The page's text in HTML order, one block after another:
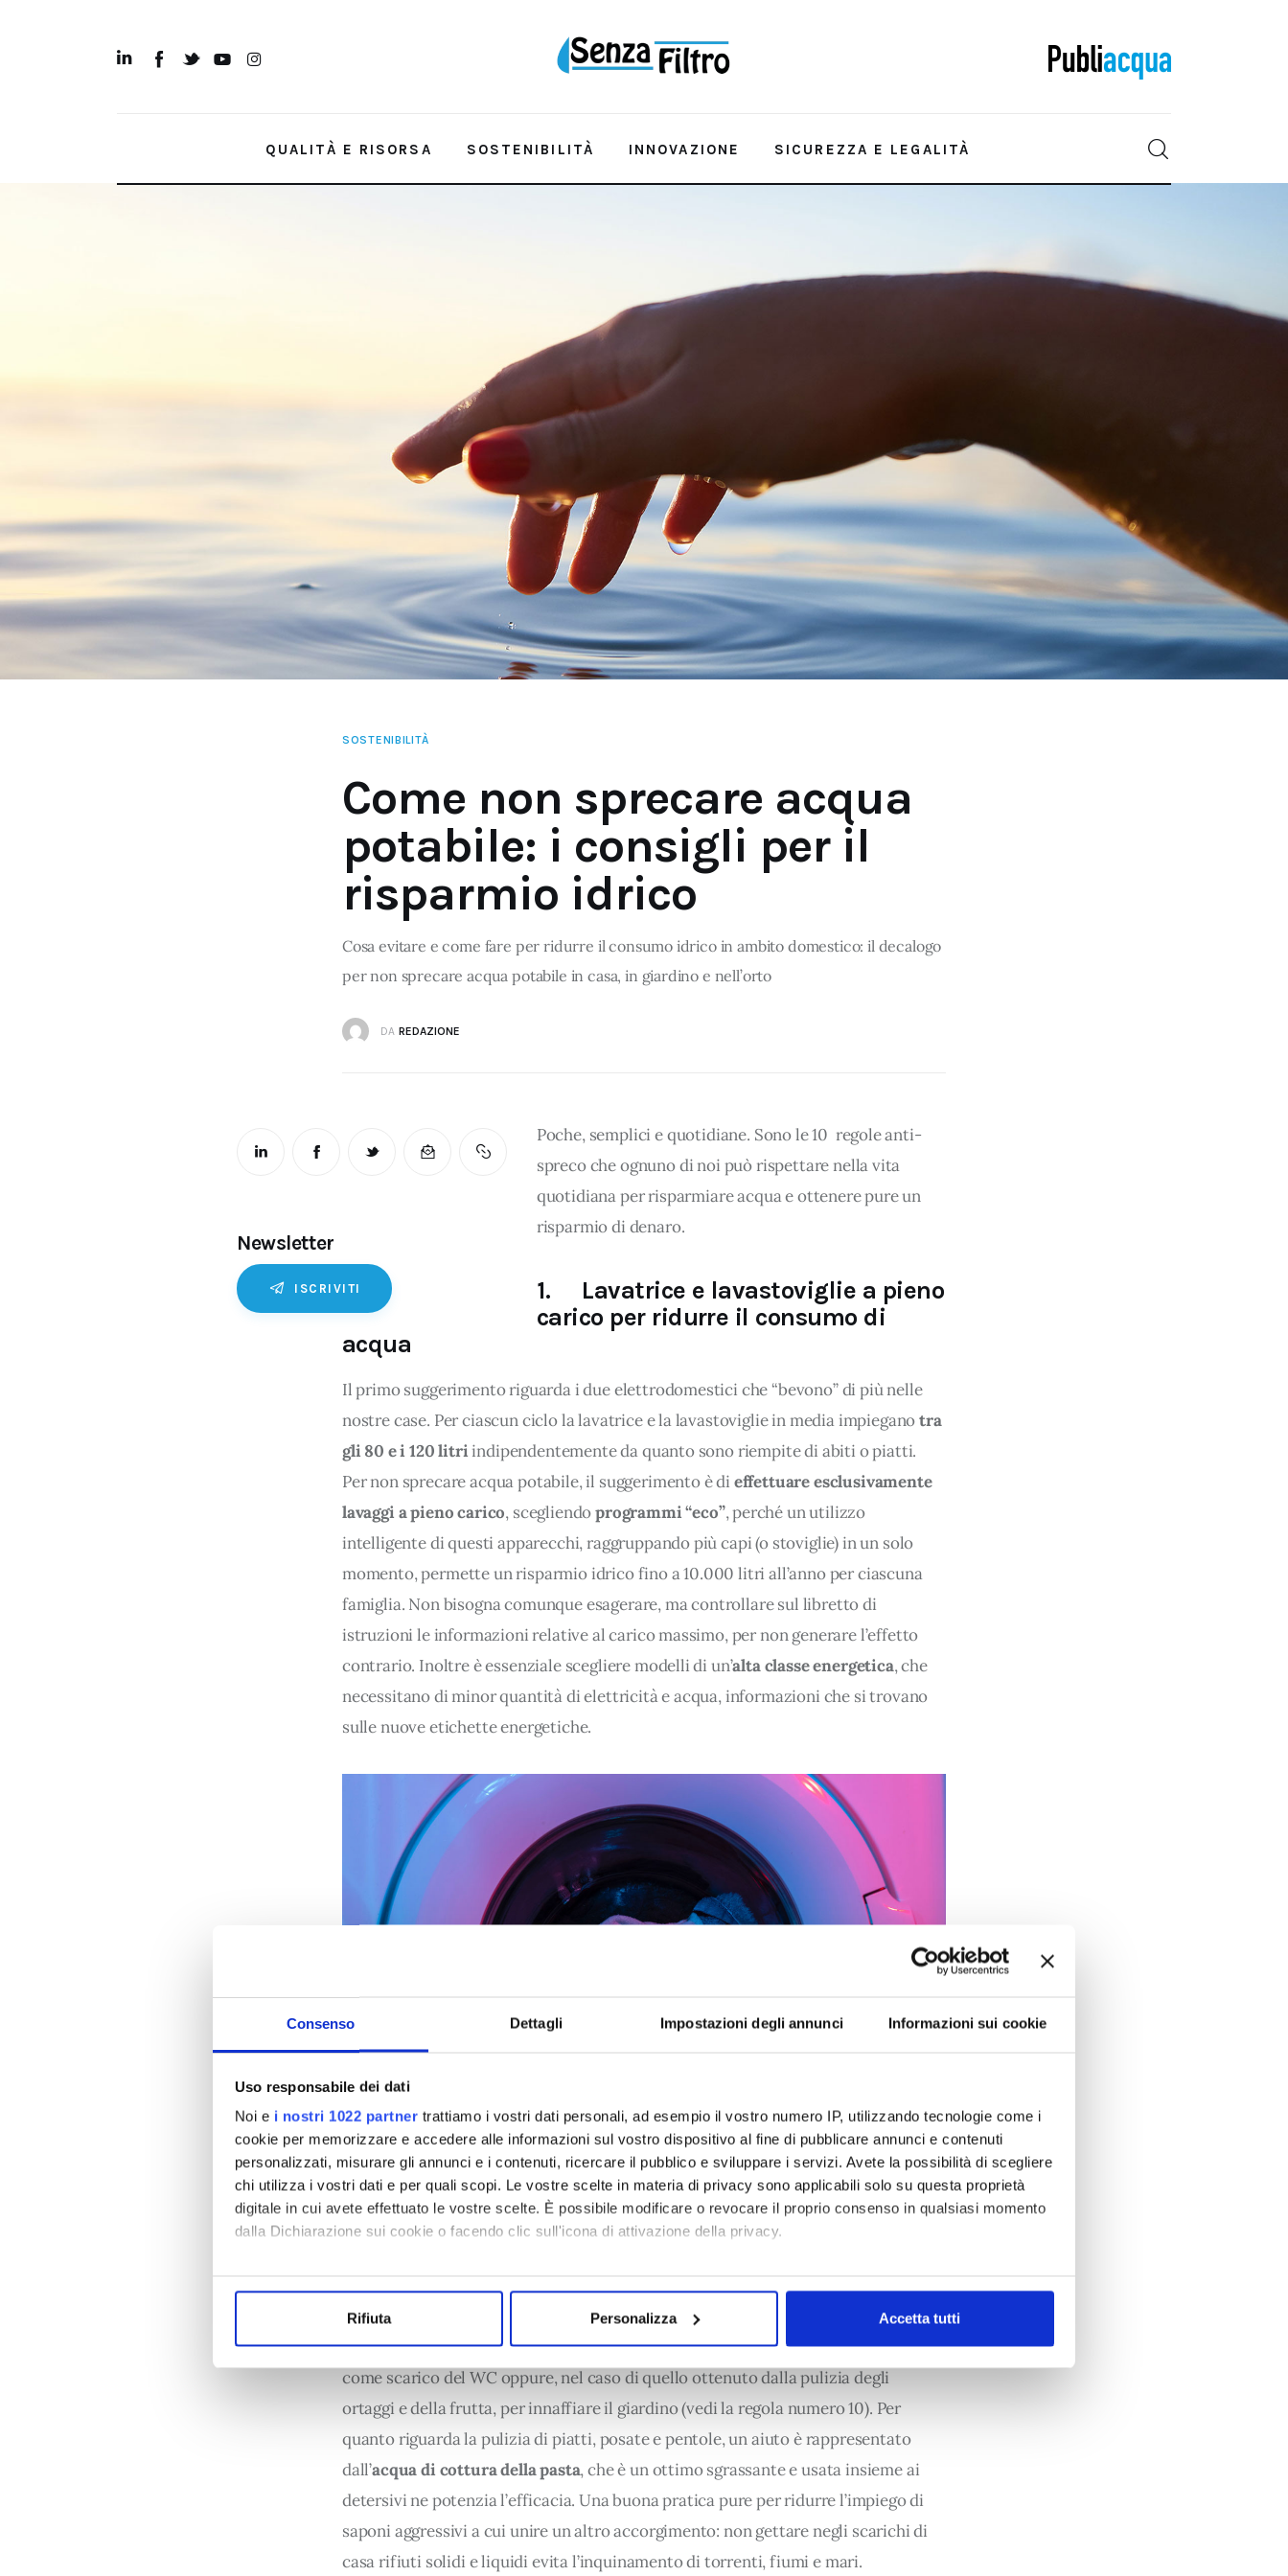
Consenso Dettagli Impostazioni degli annunci Informazioni sui cookie
Uso responsabile dei dati
Noi e i nostri 1022 partner trattiamo i vostri dati personali, ad esempio il vostro numero IP, utilizzando tecnologie come i
cookie per memorizzare e accedere alle informazioni sul vostro dispositivo al fine di pubblicare annunci e contenuti
personalizzati, misurare gli annunci e i contenuti, ricercare il pubblico e sviluppare i servizi. Avete la possibilità di scegliere
chi utilizza i vostri dati e per quali scopi. Le vostre scelte in materia di privacy sono applicabili solo su questa proprietà
digitale in cui avete effettuato le vostre scelte. È possibile modificare o revocare il proprio consenso in qualsiasi momento
dalla Dichiarazione sui cookie o facendo clic sull'icona di attivazione della privacy.
Identificare il tuo dispositivo, scansionandolo attivamente alla ricerca di caratteristiche specifiche (impronte
digitali).
Approfondisci come vengono elaborati i tuoi dati personali e imposta le tue preferenze nellasezione dettagli
modificare o ritirare il tuo consenso in qualsiasi momento dalla Dichiarazione sui cookie.
Utilizziamo dei cookie tecnici necessari per rendere fruibile il sito web abilitandone funzionalità di base quali la navigazione
sulle pagine e l'accesso alle aree protette. In linea con le preferenze manifestate dall’Utente e con i consensi dallo stesso
prestati, i cookie possono essere inoltre utilizzati per analizzare il traffico sul nostro sito web, per personalizzare contenuti
ed annunci e per fornire funzionalità dei social media, condividendo informazioni sul modo in cui l’Utente utilizza il nostro
sito con i nostri partner. Tali soggetti, che si occupano di analisi dei dati web, pubblicità e social media, potrebbero
combinare le informazioni ricevute con altre informazioni che l’Utente ha fornito loro o che hanno raccolto dal suo utilizzo
Rifiuta Personalizza Accetta tutti
QUALITÀ E RISORSA SOSTENIBILITÀ INNOVAZIONE SICUREZZA E LEGALITÀ
SOSTENIBILITÀ
Come non sprecare acqua
potabile: i consigli per il
risparmio idrico
Cosa evitare e come fare per ridurre il consumo idrico in ambito domestico: il decalogo
per non sprecare acqua potabile in casa, in giardino e nell’orto
DA REDAZIONE
Newsletter
ISCRIVITI
Poche, semplici e quotidiane. Sono le 10  regole anti-
spreco che ognuno di noi può rispettare nella vita
quotidiana per risparmiare acqua e ottenere pure un
risparmio di denaro.
1. Lavatrice e lavastoviglie a pieno
carico per ridurre il consumo di
acqua
Il primo suggerimento riguarda i due elettrodomestici che “bevono” di più nelle
nostre case. Per ciascun ciclo la lavatrice e la lavastoviglie in media impiegano tra
gli 80 e i 120 litri indipendentemente da quanto sono riempite di abiti o piatti.
Per non sprecare acqua potabile, il suggerimento è di effettuare esclusivamente
lavaggi a pieno carico, scegliendo programmi “eco”, perché un utilizzo
intelligente di questi apparecchi, raggruppando più capi (o stoviglie) in un solo
momento, permette un risparmio idrico fino a 10.000 litri all’anno per ciascuna
famiglia. Non bisogna comunque esagerare, ma controllare sul libretto di
istruzioni le informazioni relative al carico massimo, per non generare l’effetto
contrario. Inoltre è essenziale scegliere modelli di un’alta classe energetica, che
necessitano di minor quantità di elettricità e acqua, informazioni che si trovano
sulle nuove etichette energetiche.
2. Lavare cibo, pentole e piatti in modo intelligente
Il risparmio idrico passa anche dalla cucina di casa. Basta lavare stoviglie, frutta e
verdura
, e non sotto il flusso del rubinetto, per non sprecare
circa 6.000 litri di acqua potabile l’anno. Il fluido così raccolto ha vari utilizzi:
come scarico del WC oppure, nel caso di quello ottenuto dalla pulizia degli
ortaggi e della frutta, per innaffiare il giardino (vedi la regola numero 10). Per
quanto riguarda la pulizia di piatti, posate e pentole, un aiuto è rappresentato
dall’acqua di cottura della pasta, che è un ottimo sgrassante e usata insieme ai
detersivi ne potenzia l’efficacia. Una buona pratica pure per ridurre l’impiego di
saponi aggressivi a cui unire un altro accorgimento: non gettare negli scarichi di
casa rifiuti solidi e liquidi evita l’inquinamento di torrenti, fiumi e mari.